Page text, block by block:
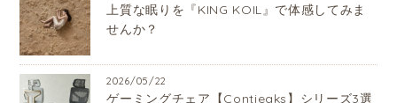
上質な眠りを『KING KOIL』で体感してみま
せんか？
2026/05/22
ゲーミングチェア【Contieaks】シリーズ3選